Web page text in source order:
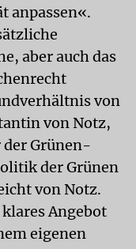
anpassen«.
aber auch das
von
von Notz,
Grünen-
der Grünen
von Notz.
Angebot
eigenen